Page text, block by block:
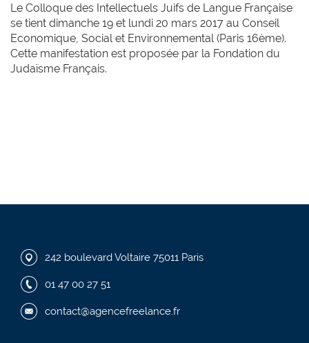
Le Colloque des Intellectuels Juifs de Langue Française
se tient dimanche 19 et lundi 20 mars 2017 au Conseil
Economique, Social et Environnemental (Paris 16ème).
Cette manifestation est proposée par la Fondation du
Judaïsme Français.
242 boulevard Voltaire 75011 Paris
01 47 00 27 51
contact@agencefreelance.fr